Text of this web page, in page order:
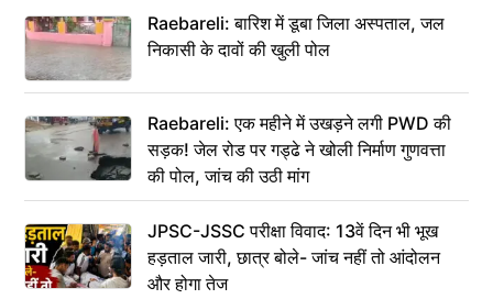
Raebareli: बारिश में डूबा जिला अस्पताल, जल
निकासी के दावों की खुली पोल
Raebareli: एक महीने में उखड़ने लगी PWD की
सड़क! जेल रोड पर गड्ढे ने खोली निर्माण गुणवत्ता
की पोल, जांच की उठी मांग
JPSC-JSSC परीक्षा विवाद: 13वें दिन भी भूख
हड़ताल जारी, छात्र बोले- जांच नहीं तो आंदोलन
और होगा तेज